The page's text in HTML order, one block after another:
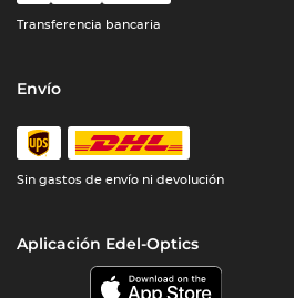
Transferencia bancaria
Envío
Sin gastos de envío ni devolución
Aplicación Edel-Optics